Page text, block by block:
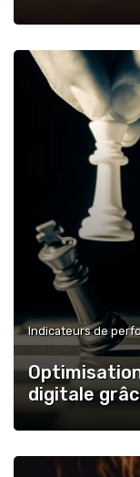
Indicateurs de
digitale